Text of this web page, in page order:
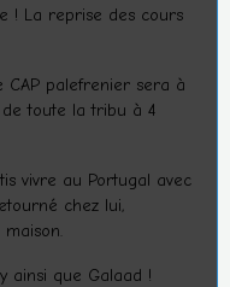
! La reprise des cours
CAP palefrenier sera à
toute la tribu à 4
vivre au Portugal avec
chez lui,
ainsi que Galaad !